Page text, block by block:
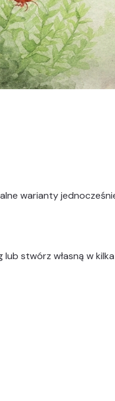
warianty
stwórz własną w